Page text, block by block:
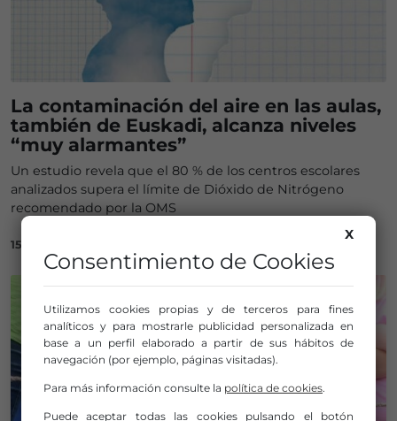
La contaminación del aire en las aulas,
también de Euskadi, alcanza niveles
“muy alarmantes”
Un estudio revela que el 80 % de los centros escolares
analizados supera el límite de Dióxido de Nitrógeno
recomendado por la OMS
15/04/2026
X
Consentimiento de Cookies
Utilizamos cookies propias y de terceros para fines
analíticos y para mostrarle publicidad personalizada en
base a un perfil elaborado a partir de sus hábitos de
navegación (por ejemplo, páginas visitadas).
Para más información consulte la política de cookies.
Puede aceptar todas las cookies pulsando el botón